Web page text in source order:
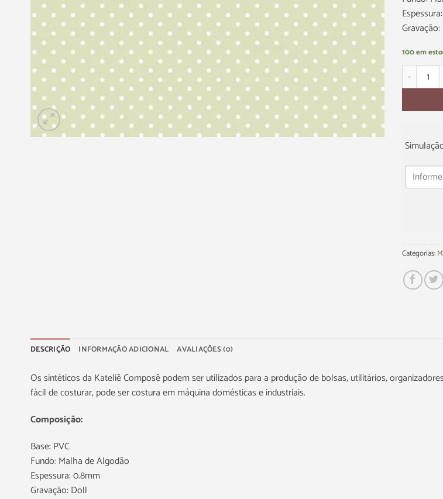
100 em
Categorias:
DESCRIÇÃO INFORMAÇÃO ADICIONAL AVALIAÇÕES (0)
Os sintéticos da Kateliê Composê podem ser utilizados para a produção de bolsas, utilitários,
fácil de costurar, pode ser costura em máquina domésticas e industriais.
Composição:
Base: PVC
Fundo: Malha de Algodão
Espessura: 0.8mm
Gravação: Doll